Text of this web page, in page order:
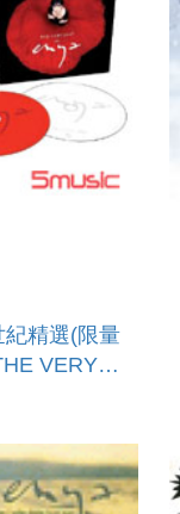
精選(限量
VERY